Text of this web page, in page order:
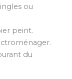
ou
peint.
du